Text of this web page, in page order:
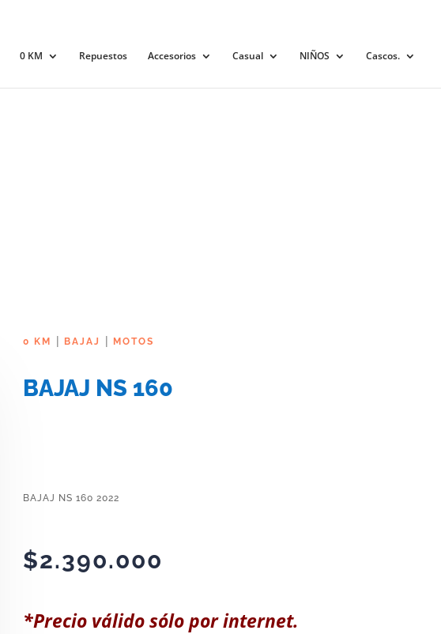
0 KM Repuestos Accesorios Casual NIÑOS Cascos.
0 KM | BAJAJ | MOTOS
BAJAJ NS 160
BAJAJ NS 160 2022
$2.390.000
*Precio válido sólo por internet.